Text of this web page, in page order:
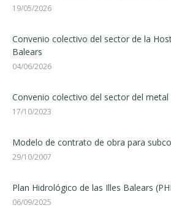
19/05/2026
Convenio colectivo del sector de la
Balears
04/06/2026
Convenio colectivo del sector del metal
17/10/2023
Modelo de contrato de obra para
29/10/2007
Plan Hidrológico de las Illes Balears
06/09/2025